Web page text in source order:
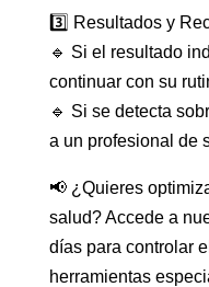
3️⃣ Resultados y
🔹 Si el resultado
continuar con su
🔹 Si se detecta
a un profesional de
📢 ¿Quieres
salud? Accede a
días para controlar
herramientas